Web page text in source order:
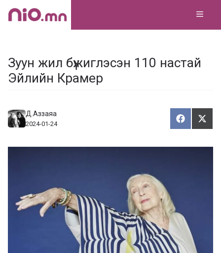
Skip
Зуун жил бүжиглэсэн 110 настай
Эйлийн Крамер
Д.Аззаяа
2024-01-24
Х
у
а
Т
э